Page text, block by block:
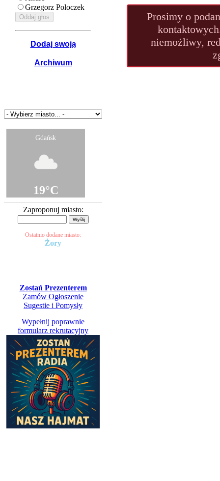
Grzegorz Poloczek
Dodaj swoją
Archiwum
Gdańsk
19°C
Zaproponuj miasto:
Ostatnio dodane miasto:
Żory
Zostań Prezenterem
Zamów Ogłoszenie
Sugestie i Pomysły
Wypełnij poprawnie
formularz rekrutacyjny
Prosimy o
niemożliwy,